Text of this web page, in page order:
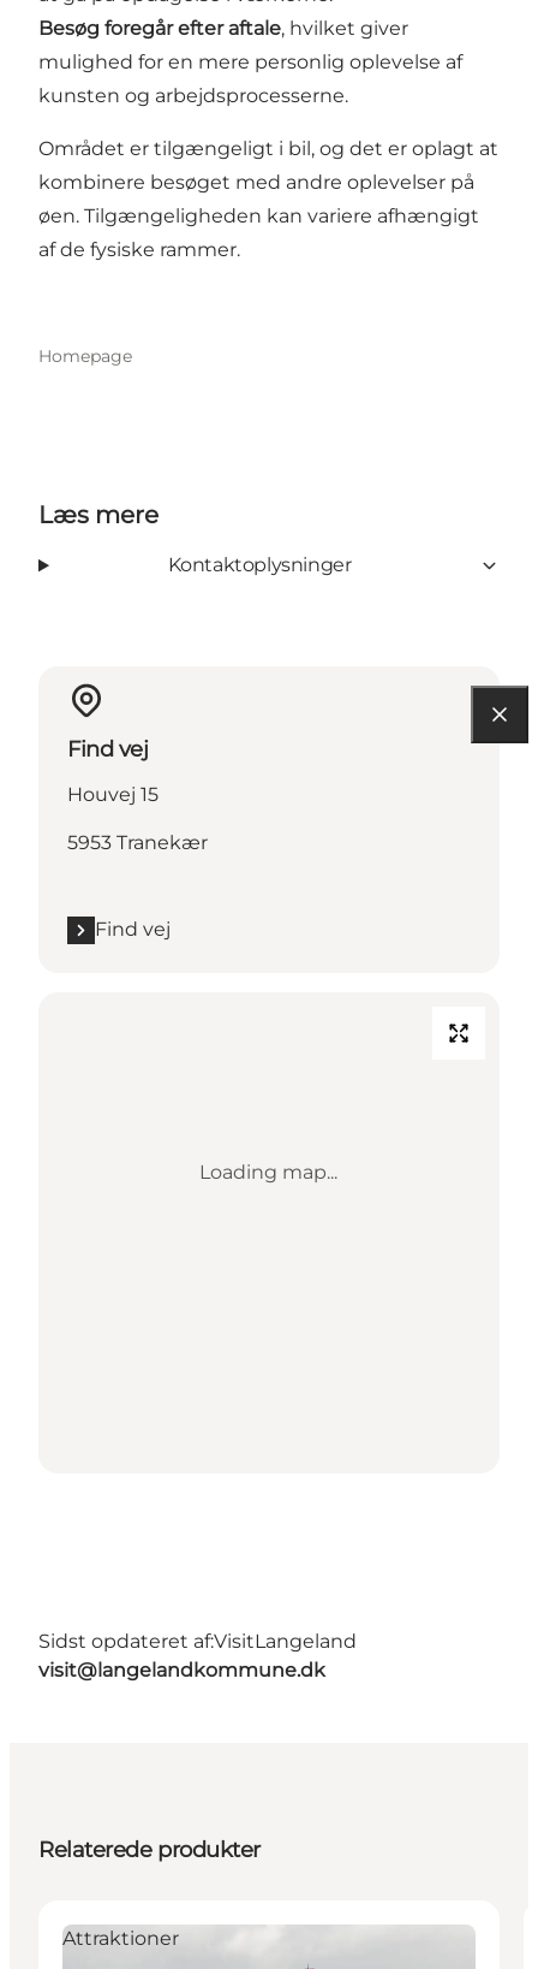
Besøg foregår efter aftale, hvilket giver
mulighed for en mere personlig oplevelse af
kunsten og arbejdsprocesserne.
Området er tilgængeligt i bil, og det er oplagt at
kombinere besøget med andre oplevelser på
øen. Tilgængeligheden kan variere afhængigt
af de fysiske rammer.
Homepage
Læs mere
Kontaktoplysninger
Find vej
Houvej 15
5953 Tranekær
Find vej
Loading map...
Sidst opdateret af:VisitLangeland
visit@langelandkommune.dk
Relaterede produkter
Attraktioner